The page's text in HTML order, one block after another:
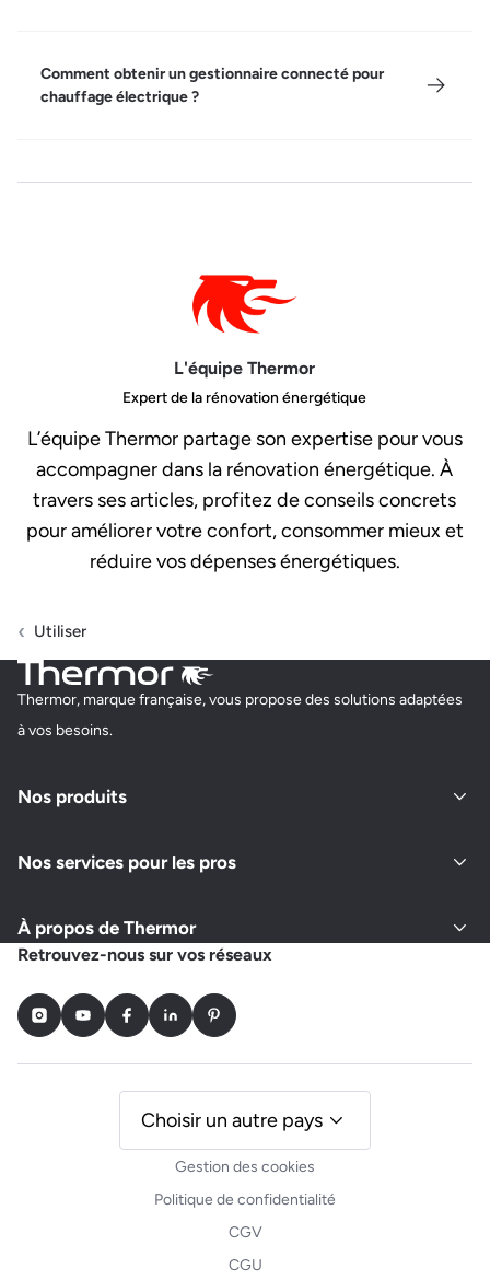
Comment obtenir un gestionnaire connecté pour
chauffage électrique ?
L'équipe Thermor
Expert de la rénovation énergétique
L’équipe Thermor partage son expertise pour vous
accompagner dans la rénovation énergétique. À
travers ses articles, profitez de conseils concrets
pour améliorer votre confort, consommer mieux et
réduire vos dépenses énergétiques.
Utiliser
Thermor, marque française, vous propose des solutions adaptées
à vos besoins.
Nos produits
Nos services pour les pros
À propos de Thermor
Retrouvez-nous sur vos réseaux
InstagramYoutubeFacebookLinkedInPinterest
Gestion des cookies
Politique de confidentialité
CGV
CGU
Choisir un autre pays